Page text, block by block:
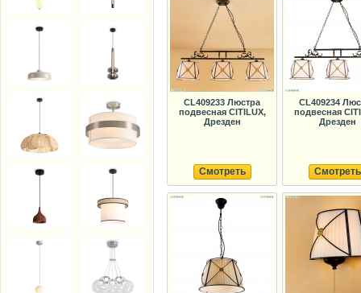
CL409233 Люстра
подвесная CITILUX,
Дрезден
Смотреть
CL409234
подвесная
Дрезден
Смотреть